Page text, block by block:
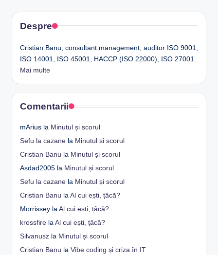
Despre
Cristian Banu, consultant management, auditor ISO 9001,
ISO 14001, ISO 45001, HACCP (ISO 22000), ISO 27001.
Mai multe
Comentarii
mArius la Minutul și scorul
Sefu la cazane la Minutul și scorul
Cristian Banu la Minutul și scorul
Asdad2005 la Minutul și scorul
Sefu la cazane la Minutul și scorul
Cristian Banu la Al cui ești, țâcă?
Morrissey la Al cui ești, țâcă?
krossfire la Al cui ești, țâcă?
Silvanusz la Minutul și scorul
Cristian Banu la Vibe coding și criza în IT